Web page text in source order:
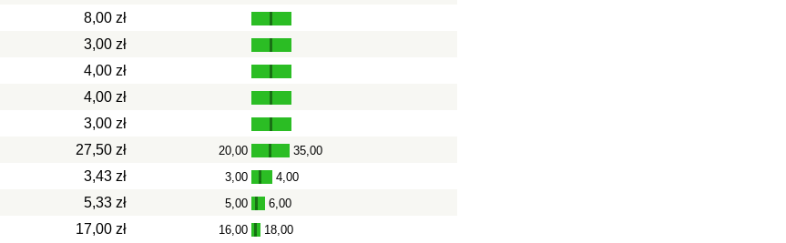
8,00 zł
3,00 zł
4,00 zł
4,00 zł
3,00 zł
27,50 zł 20,00 - 35,00
3,43 zł 3,00 - 4,00
5,33 zł 5,00 - 6,00
17,00 zł 16,00 - 18,00